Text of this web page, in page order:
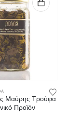
Μαύρης Τρούφα
Προϊόν